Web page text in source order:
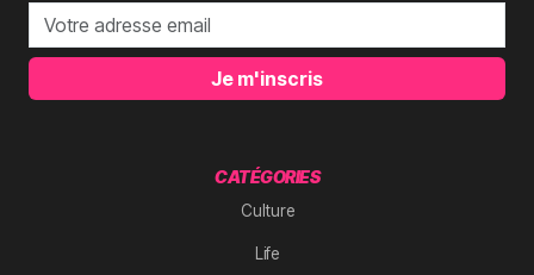
Je m'inscris
CATÉGORIES
Culture
Life